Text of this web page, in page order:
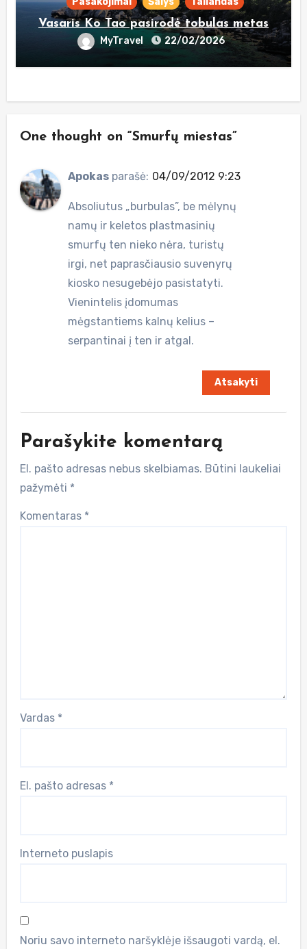
Vasaris Ko Tao pasirodė tobulas metas
MyTravel 22/02/2026
One thought on “Smurfų miestas”
Apokas parašė: 04/09/2012 9:23
Absoliutus „burbulas”, be mėlynų
namų ir keletos plastmasinių
smurfų ten nieko nėra, turistų
irgi, net paprasčiausio suvenyrų
kiosko nesugebėjo pasistatyti.
Vienintelis įdomumas
mėgstantiems kalnų kelius –
serpantinai į ten ir atgal.
Atsakyti
Parašykite komentarą
El. pašto adresas nebus skelbiamas. Būtini laukeliai
pažymėti *
Komentaras *
Vardas *
El. pašto adresas *
Interneto puslapis
Noriu savo interneto naršyklėje išsaugoti vardą, el.